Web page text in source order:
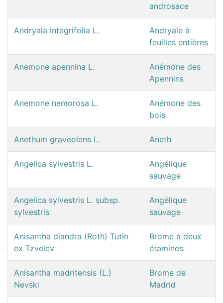
androsace
Andryala integrifolia L.
Andryale à
feuilles entières
Anemone apennina L.
Anémone des
Apennins
Anemone nemorosa L.
Anémone des
bois
Anethum graveolens L. Aneth
Angelica sylvestris L.
Angélique
sauvage
Angelica sylvestris L. subsp.
sylvestris
Angélique
sauvage
Anisantha diandra (Roth) Tutin
ex Tzvelev
Brome à deux
étamines
Anisantha madritensis (L.)
Nevski
Brome de
Madrid